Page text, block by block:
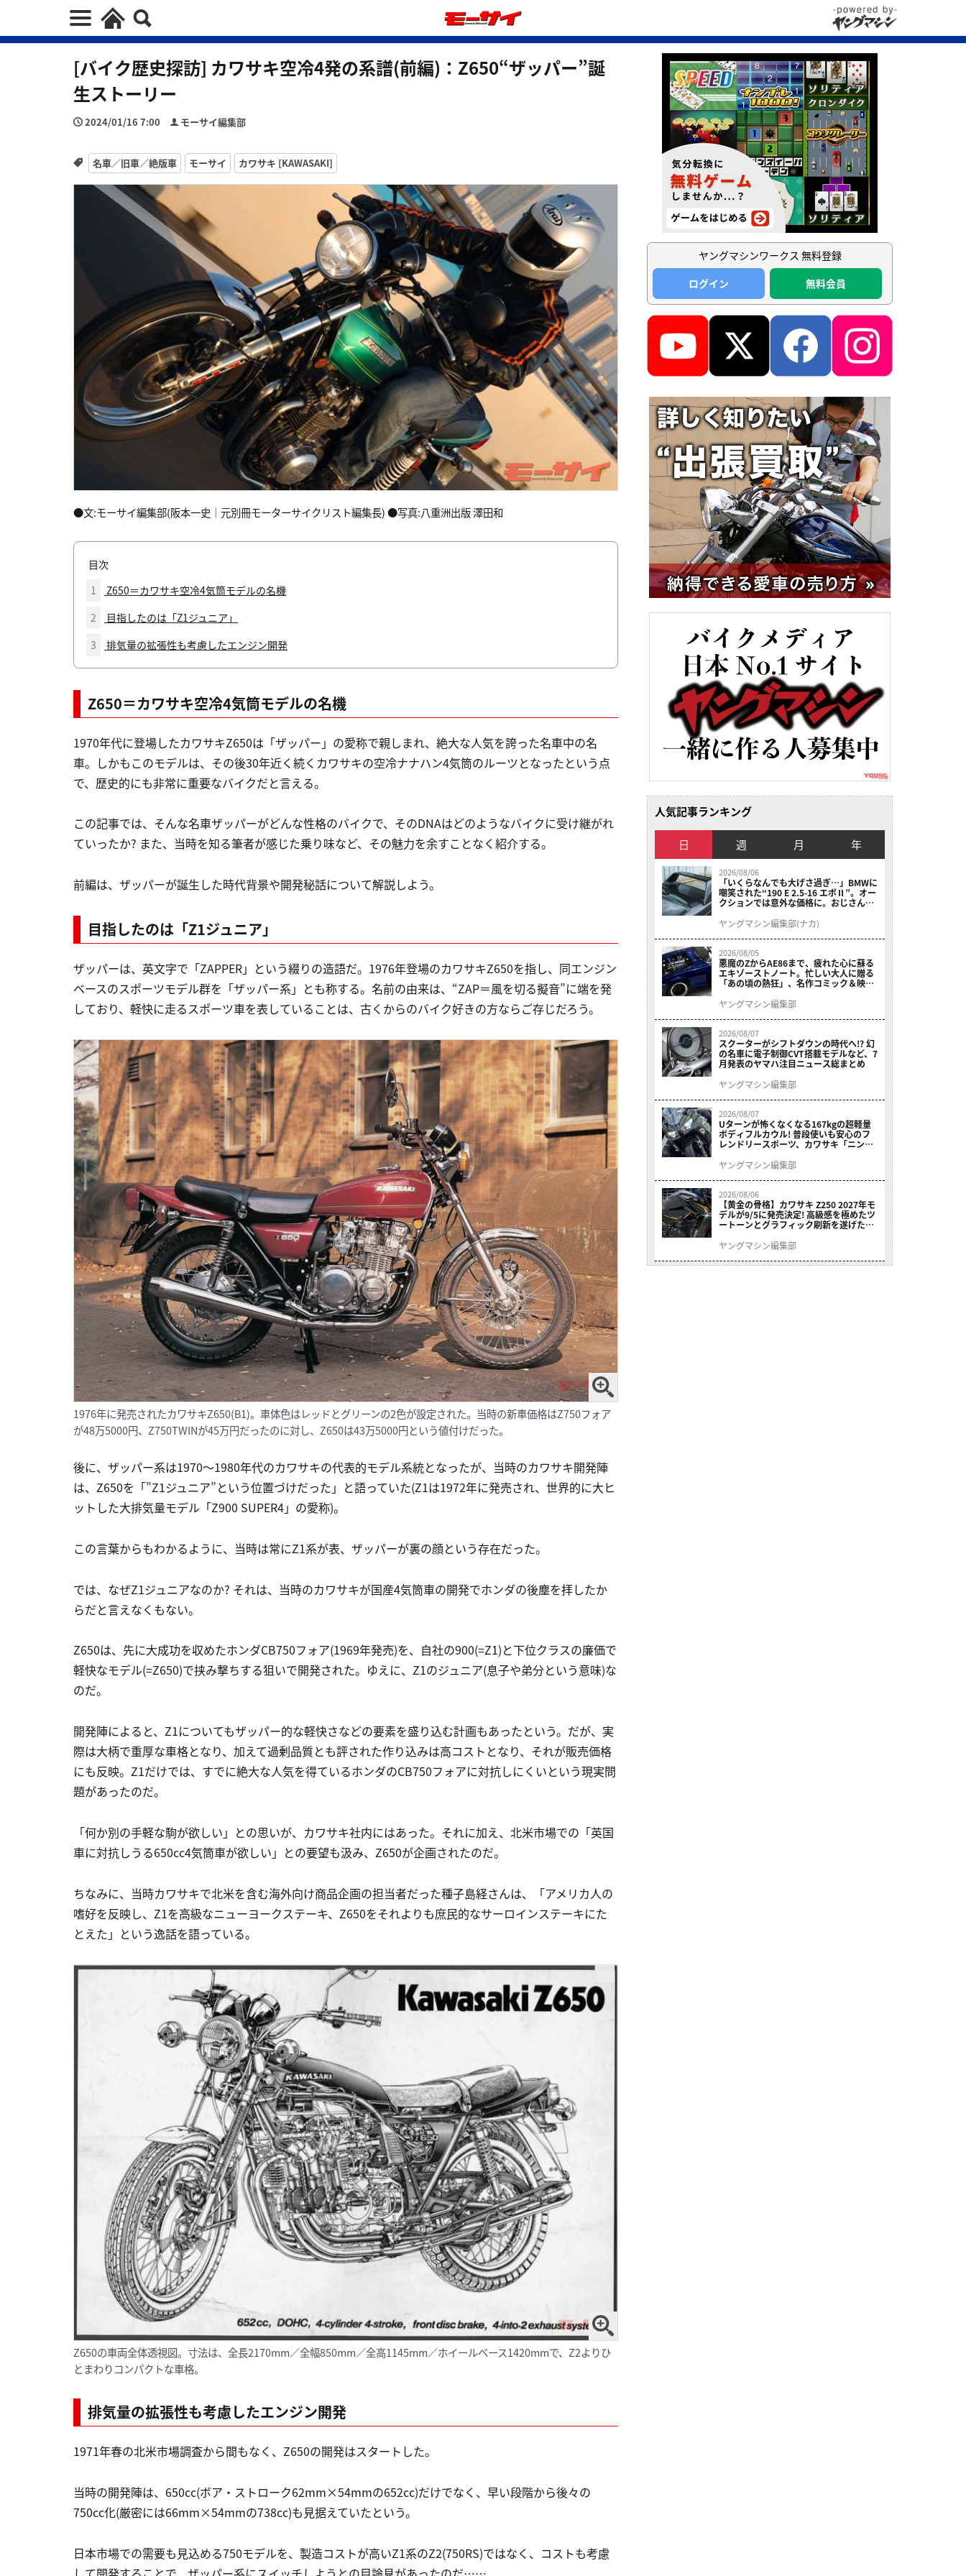
[バイク歴史探訪] カワサキ空冷4発の系譜(前編)：Z650“ザッパー”誕
生ストーリー
2024/01/16 7:00 モーサイ編集部
名車／旧車／絶版車 モーサイ カワサキ [KAWASAKI]
●文:モーサイ編集部(阪本一史｜元別冊モーターサイクリスト編集長) ●写真:八重洲出版 澤田和
目次
1
Z650＝カワサキ空冷4気筒モデルの名機
2
目指したのは「Z1ジュニア」
3
排気量の拡張性も考慮したエンジン開発
Z650＝カワサキ空冷4気筒モデルの名機
1970年代に登場したカワサキZ650は「ザッパー」の愛称で親しまれ、絶大な人気を誇った名車中の名
車。しかもこのモデルは、その後30年近く続くカワサキの空冷ナナハン4気筒のルーツとなったという点
で、歴史的にも非常に重要なバイクだと言える。
この記事では、そんな名車ザッパーがどんな性格のバイクで、そのDNAはどのようなバイクに受け継がれ
ていったか? また、当時を知る筆者が感じた乗り味など、その魅力を余すことなく紹介する。
前編は、ザッパーが誕生した時代背景や開発秘話について解説しよう。
目指したのは「Z1ジュニア」
ザッパーは、英文字で「ZAPPER」という綴りの造語だ。1976年登場のカワサキZ650を指し、同エンジン
ベースのスポーツモデル群を「ザッパー系」とも称する。名前の由来は、“ZAP＝風を切る擬音”に端を発
しており、軽快に走るスポーツ車を表していることは、古くからのバイク好きの方ならご存じだろう。
1976年に発売されたカワサキZ650(B1)。車体色はレッドとグリーンの2色が設定された。当時の新車価格はZ750フォア
が48万5000円、Z750TWINが45万円だったのに対し、Z650は43万5000円という値付けだった。
後に、ザッパー系は1970〜1980年代のカワサキの代表的モデル系統となったが、当時のカワサキ開発陣
は、Z650を「”Z1ジュニア”という位置づけだった」と語っていた(Z1は1972年に発売され、世界的に大ヒ
ットした大排気量モデル「Z900 SUPER4」の愛称)。
この言葉からもわかるように、当時は常にZ1系が表、ザッパーが裏の顔という存在だった。
では、なぜZ1ジュニアなのか? それは、当時のカワサキが国産4気筒車の開発でホンダの後塵を拝したか
らだと言えなくもない。
Z650は、先に大成功を収めたホンダCB750フォア(1969年発売)を、自社の900(=Z1)と下位クラスの廉価で
軽快なモデル(=Z650)で挟み撃ちする狙いで開発された。ゆえに、Z1のジュニア(息子や弟分という意味)な
のだ。
開発陣によると、Z1についてもザッパー的な軽快さなどの要素を盛り込む計画もあったという。だが、実
際は大柄で重厚な車格となり、加えて過剰品質とも評された作り込みは高コストとなり、それが販売価格
にも反映。Z1だけでは、すでに絶大な人気を得ているホンダのCB750フォアに対抗しにくいという現実問
題があったのだ。
「何か別の手軽な駒が欲しい」との思いが、カワサキ社内にはあった。それに加え、北米市場での「英国
車に対抗しうる650cc4気筒車が欲しい」との要望も汲み、Z650が企画されたのだ。
ちなみに、当時カワサキで北米を含む海外向け商品企画の担当者だった種子島経さんは、「アメリカ人の
嗜好を反映し、Z1を高級なニューヨークステーキ、Z650をそれよりも庶民的なサーロインステーキにた
とえた」という逸話を語っている。
Z650の車両全体透視図。寸法は、全長2170mm／全幅850mm／全高1145mm／ホイールベース1420mmで、Z2よりひ
とまわりコンパクトな車格。
排気量の拡張性も考慮したエンジン開発
1971年春の北米市場調査から間もなく、Z650の開発はスタートした。
当時の開発陣は、650cc(ボア・ストローク62mm×54mmの652cc)だけでなく、早い段階から後々の
750cc化(厳密には66mm×54mmの738cc)も見据えていたという。
日本市場での需要も見込める750モデルを、製造コストが高いZ1系のZ2(750RS)ではなく、コストも考慮
ヤングマシンワークス 無料登録
ログイン
無料会員
人気記事ランキング
日 週 月 年
2026/08/06
「いくらなんでも大げさ過ぎ…」BMWに
嘲笑された“190 E 2.5-16 エボⅡ”。オー
クションでは意外な価格に。おじさん達
ヤングマシン編集部(ナカ)
2026/08/05
悪魔のZからAE86まで、疲れた心に蘇る
エキゾーストノート。忙しい大人に贈る
「あの頃の熱狂」、名作コミック＆映画
結！
ヤングマシン編集部
2026/08/07
スクーターがシフトダウンの時代へ!? 幻
の名車に電子制御CVT搭載モデルなど、7
月発表のヤマハ注目ニュース総まとめ
ヤングマシン編集部
2026/08/07
Uターンが怖くなくなる167kgの超軽量
ボディフルカウル! 普段使いも安心のフ
レンドリースポーツ、カワサキ「ニンジ
9/5発売
ヤングマシン編集部
2026/08/06
【黄金の骨格】カワサキ Z250 2027年モ
デルが9/5に発売決定! 高級感を極めたツ
ートーンとグラフィック刷新を遂げた本
ヤングマシン編集部